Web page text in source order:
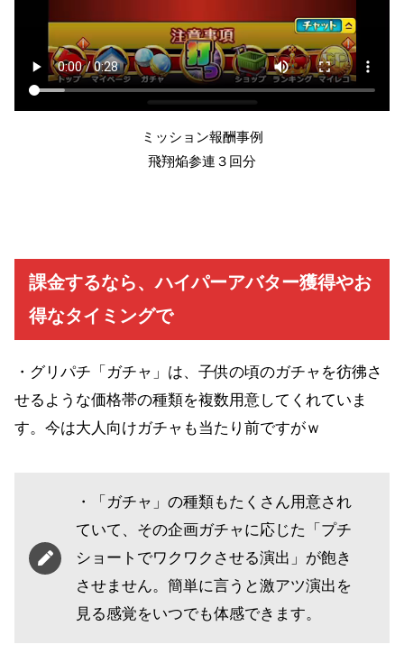
ミッション報酬事例
飛翔焔参連３回分
課金するなら、ハイパーアバター獲得やお
得なタイミングで
・グリパチ「ガチャ」は、子供の頃のガチャを彷彿さ
せるような価格帯の種類を複数用意してくれていま
す。今は大人向けガチャも当たり前ですがｗ
・「ガチャ」の種類もたくさん用意され
ていて、その企画ガチャに応じた「プチ
ショートでワクワクさせる演出」が飽き
させません。簡単に言うと激アツ演出を
見る感覚をいつでも体感できます。